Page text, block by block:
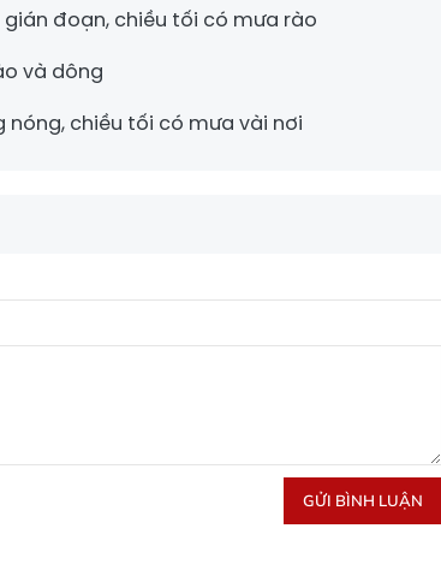
gián đoạn, chiều tối có mưa rào
và dông
nóng, chiều tối có mưa vài nơi
GỬI BÌNH LUẬN